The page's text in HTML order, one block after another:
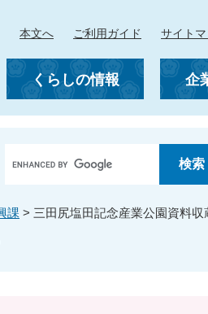
本文へ ご利用ガイド サイト
くらしの情報 企
g
l
課 > 三田尻塩田記念産業公園資料収